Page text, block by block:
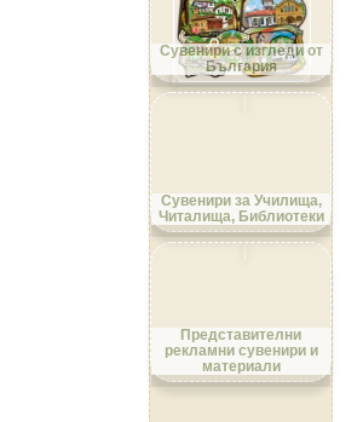
Област Кюстендил
Сувенири с изгледи от
България
Сувенири за Училища,
Читалища, Библиотеки
Представителни
рекламни сувенири и
материали